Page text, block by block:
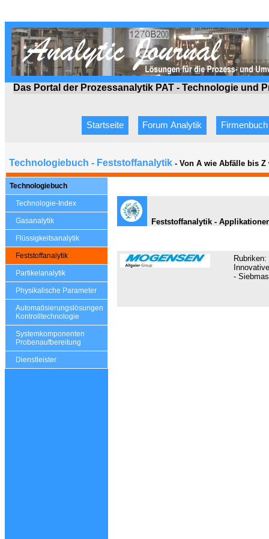
Das Portal der Prozessanalytik PAT - Technologie und
Startseite Forum Analytik Firmenbuch
Technologiebuch - Feststoffanalytik - Von A wie Abfälle bis Z
Technologiebuch
Technologie-Index
Gasanalytik
Flüssigkeitsanalytik
Feststoffanalytik
Partikelanalytik
Physikalische Parameter
Automatisierungslösungen
Kontrolltechnologie
Systemkomponenten
Probenaufbereitung
Dienstleister
Feststoffanalytik -
Rubriken:
-